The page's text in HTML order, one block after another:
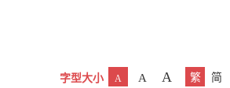
字型大小 A A A 繁 简